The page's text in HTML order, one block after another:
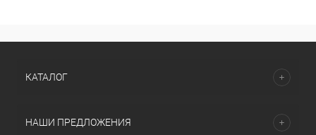
КАТАЛОГ
НАШИ ПРЕДЛОЖЕНИЯ